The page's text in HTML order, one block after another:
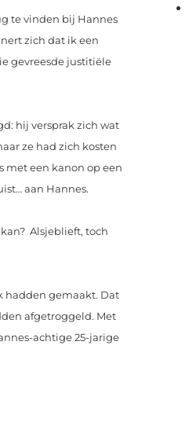
te vinden bij Hannes
zich dat ik een
gevreesde justitiële
hij versprak zich wat
ze had zich kosten
met een kanon op een
aan Hannes.
Alsjeblieft, toch
hadden gemaakt. Dat
afgetroggeld. Met
achtige 25-jarige